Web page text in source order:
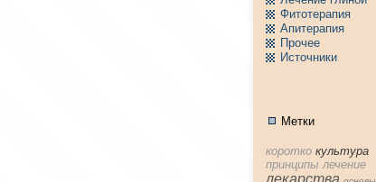
Фитотерапия
Апитерапия
Пpочее
Источники
Метки
коpотко культура
принципы лечение
лекарства